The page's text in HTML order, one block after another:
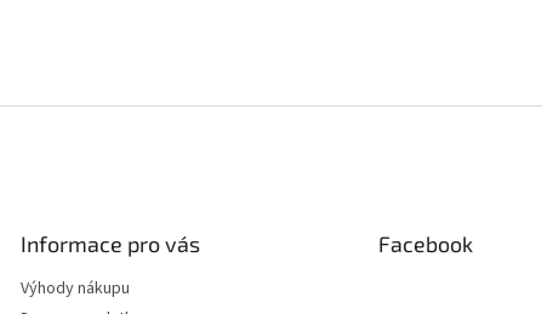
Informace pro vás
Výhody nákupu
Facebook